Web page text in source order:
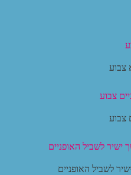
צבוע
צבוע
לשביל האופניים